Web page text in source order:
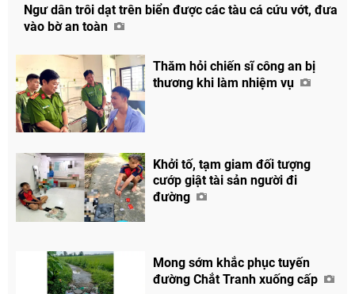
Ngư dân trôi dạt trên biển được các tàu cá cứu vớt, đưa
vào bờ an toàn
Thăm hỏi chiến sĩ công an bị
thương khi làm nhiệm vụ
Khởi tố, tạm giam đối tượng
cướp giật tài sản người đi
đường
Mong sớm khắc phục tuyến
đường Chắt Tranh xuống cấp